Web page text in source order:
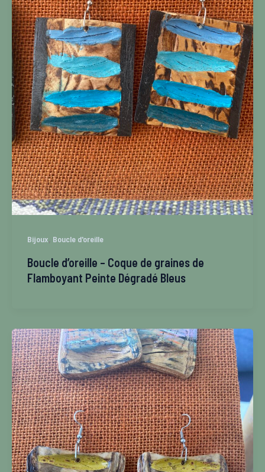
Bijoux, Boucle d'oreille
Boucle d’oreille – Coque de graines de
Flamboyant Peinte Dégradé Bleus